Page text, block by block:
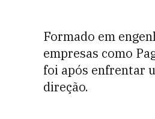
Formado em
empresas como
foi após enfrentar
direção.